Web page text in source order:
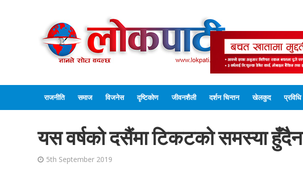
राजनीति समाज विजनेस दृष्टिकोण जीवनशैली दर्शन चिन्तन खेलकुद प्रविधि
यस वर्षको दसैंमा टिकटको समस्या हुँदैन
5th September 2019